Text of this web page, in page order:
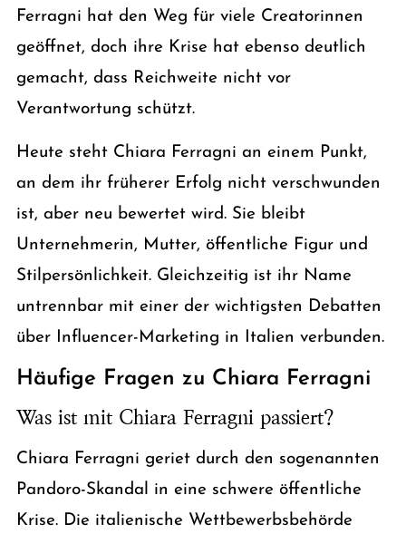
Ferragni hat den Weg für viele Creatorinnen
geöffnet, doch ihre Krise hat ebenso deutlich
gemacht, dass Reichweite nicht vor
Verantwortung schützt.
Heute steht Chiara Ferragni an einem Punkt,
an dem ihr früherer Erfolg nicht verschwunden
ist, aber neu bewertet wird. Sie bleibt
Unternehmerin, Mutter, öffentliche Figur und
Stilpersönlichkeit. Gleichzeitig ist ihr Name
untrennbar mit einer der wichtigsten Debatten
über Influencer-Marketing in Italien verbunden.
Häufige Fragen zu Chiara Ferragni
Was ist mit Chiara Ferragni passiert?
Chiara Ferragni geriet durch den sogenannten
Pandoro-Skandal in eine schwere öffentliche
Krise. Die italienische Wettbewerbsbehörde